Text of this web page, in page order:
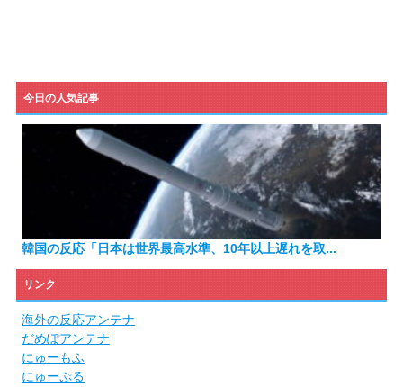
今日の人気記事
韓国の反応「日本は世界最高水準、10年以上遅れを取...
リンク
海外の反応アンテナ
だめぽアンテナ
にゅーもふ
にゅーぷる